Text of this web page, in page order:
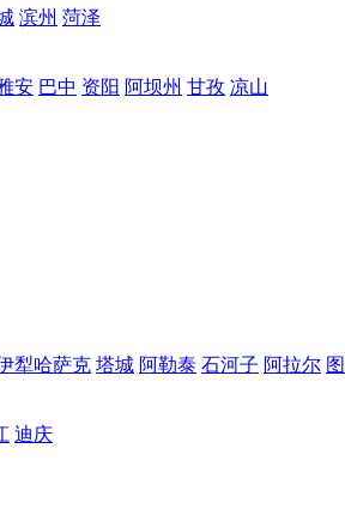
滨州 菏泽
安 巴中 资阳 阿坝州 甘孜 凉山
犁哈萨克 塔城 阿勒泰 石河子 阿拉尔
迪庆